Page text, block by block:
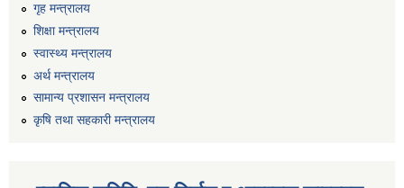
गृह मन्त्रालय
शिक्षा मन्त्रालय
स्वास्थ्य मन्त्रालय
अर्थ मन्त्रालय
सामान्य प्रशासन मन्त्रालय
कृषि तथा सहकारी मन्त्रालय